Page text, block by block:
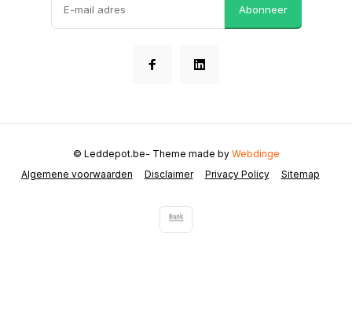
Abonneer
Algemene voorwaarden Disclaimer Privacy Policy Sitemap
© Leddepot.be- Theme made by Webdinge